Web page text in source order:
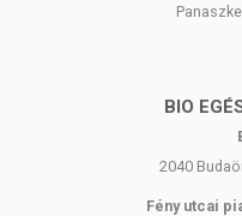
BIO
2040
Fény utcai